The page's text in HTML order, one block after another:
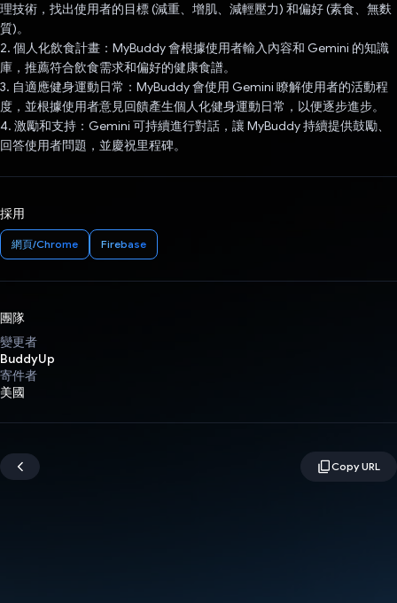
理技術，找出使用者的目標 (減重、增肌、減輕壓力) 和偏好 (素食、無麩
質)。
2. 個人化飲食計畫：MyBuddy 會根據使用者輸入內容和 Gemini 的知識
庫，推薦符合飲食需求和偏好的健康食譜。
3. 自適應健身運動日常：MyBuddy 會使用 Gemini 瞭解使用者的活動程
度，並根據使用者意見回饋產生個人化健身運動日常，以便逐步進步。
4. 激勵和支持：Gemini 可持續進行對話，讓 MyBuddy 持續提供鼓勵、
回答使用者問題，並慶祝里程碑。
採用
網頁/Chrome Firebase
團隊
變更者
BuddyUp
寄件者
美國